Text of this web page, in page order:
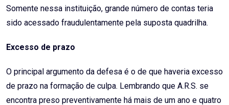
Somente nessa instituição, grande número de contas teria
sido acessado fraudulentamente pela suposta quadrilha.
Excesso de prazo
O principal argumento da defesa é o de que haveria excesso
de prazo na formação de culpa. Lembrando que A.R.S. se
encontra preso preventivamente há mais de um ano e quatro